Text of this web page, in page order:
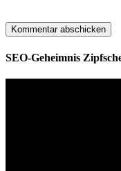
SEO-Geheimnis